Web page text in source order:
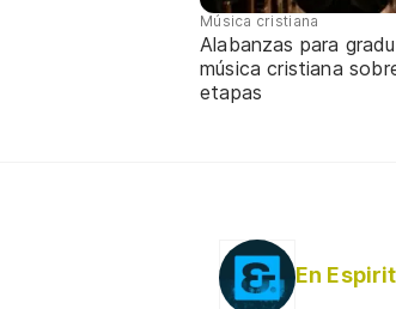
Música cristiana
Alabanzas para
música cristiana
etapas
En